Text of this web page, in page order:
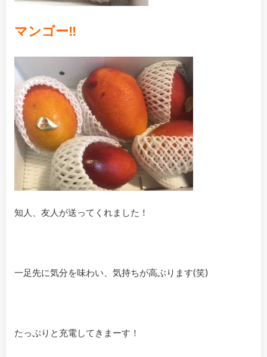
マンゴー‼
知人、友人が送ってくれました！
一足先に気分を味わい、気持ちが高ぶります(笑)
たっぷりと充電してきまーす！